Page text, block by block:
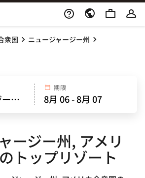
Bonvoy
衆国
ニュージャージー州
期限
ージー州, アメリ
トップリゾート